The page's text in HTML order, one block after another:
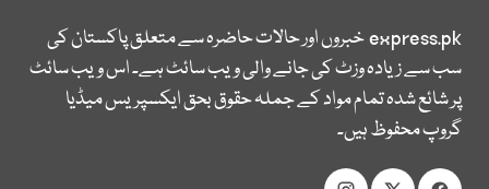
express.pkخبروں اور حالات حاضرہ سے متعلق پاکستان کی
سب سے زیادہ وزٹ کی جانے والی ویب سائٹ ہے۔ اس ویب سائٹ
پر شائع شدہ تمام مواد کے جملہ حقوق بحق ایکسپریس میڈیا
گروپ محفوظ ہیں۔